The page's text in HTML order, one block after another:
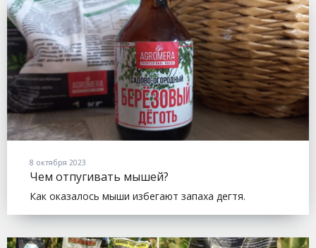
8 октября 2023
Чем отпугивать мышей?
Как оказалось мыши избегают запаха дегтя.